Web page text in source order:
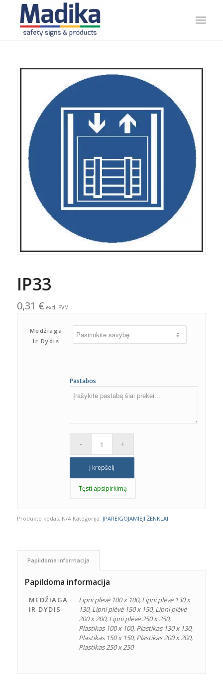
IP33
0,31 € excl. PVM
Medžiaga
Ir Dydis
Pastabos
Į krepšelį
Tęsti apsipirkimą
Produkto kodas: N/A Kategorija: ĮPAREIGOJAMIEJI ŽENKLAI
Papildoma informacija
Papildoma informacija
MEDŽIAGA
IR DYDIS
Lipni plėvė 100 x 100, Lipni plėvė 130 x
130, Lipni plėvė 150 x 150, Lipni plėvė
200 x 200, Lipni plėvė 250 x 250,
Plastikas 100 x 100, Plastikas 130 x 130,
Plastikas 150 x 150, Plastikas 200 x 200,
Plastikas 250 x 250